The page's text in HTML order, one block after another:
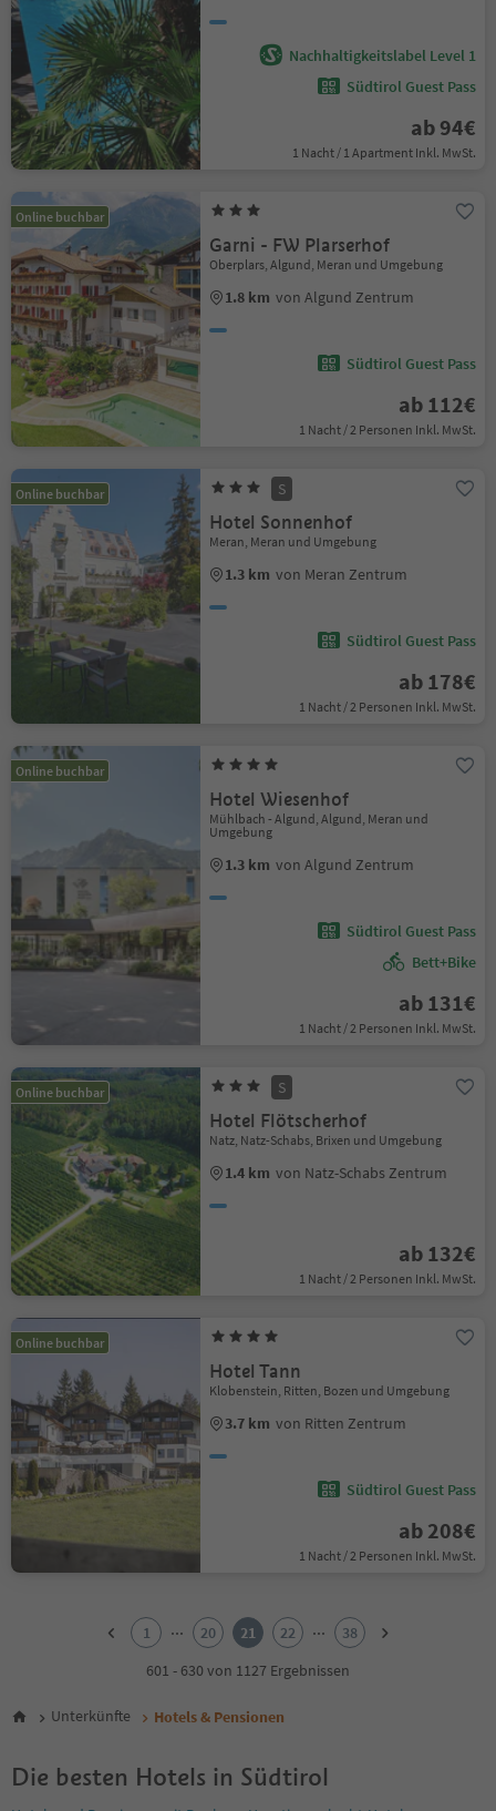
Nachhaltigkeitslabel Level 1
Südtirol Guest Pass
ab 94€
1 Nacht / 1 Apartment Inkl. MwSt.
Online buchbar
Garni - FW Plarserhof
Oberplars, Algund, Meran und Umgebung
1.8 km von Algund Zentrum
Südtirol Guest Pass
ab 112€
1 Nacht / 2 Personen Inkl. MwSt.
Online buchbar S
Hotel Sonnenhof
Meran, Meran und Umgebung
1.3 km von Meran Zentrum
Südtirol Guest Pass
ab 178€
1 Nacht / 2 Personen Inkl. MwSt.
Online buchbar
Hotel Wiesenhof
Mühlbach - Algund, Algund, Meran und
Umgebung
1.3 km von Algund Zentrum
Südtirol Guest Pass
Bett+Bike
ab 131€
1 Nacht / 2 Personen Inkl. MwSt.
Online buchbar S
Hotel Flötscherhof
Natz, Natz-Schabs, Brixen und Umgebung
1.4 km von Natz-Schabs Zentrum
ab 132€
1 Nacht / 2 Personen Inkl. MwSt.
Online buchbar
Hotel Tann
Klobenstein, Ritten, Bozen und Umgebung
3.7 km von Ritten Zentrum
Südtirol Guest Pass
ab 208€
1 Nacht / 2 Personen Inkl. MwSt.
6
9
1 ... 20 21 22 ...
38
601 - 630 von 1127 Ergebnissen
Unterkünfte Hotels & Pensionen
Die besten Hotels in Südtirol